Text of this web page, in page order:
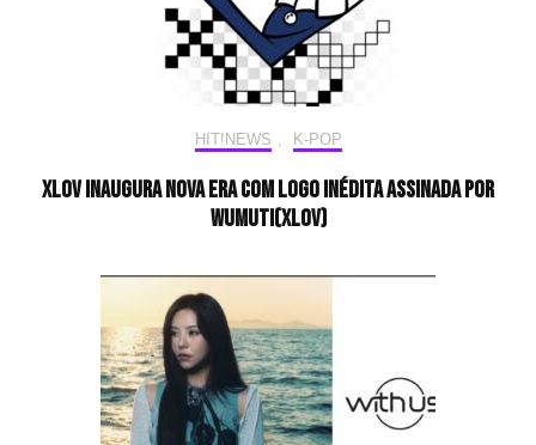
HIT!NEWS , K-POP
XLOV inaugura nova era com logo inédita assinada por
Wumuti(XLOV)